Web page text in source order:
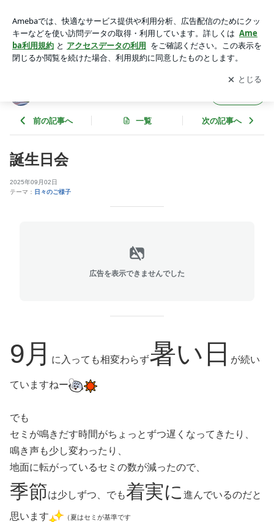
アプリをダウンロードして ブログの更新通知
を受け取りまし
ょう。
開く
前の記事へ 一覧 次の記事へ
誕生日会
2025年09月02日
テーマ： 日々のご様子
広告を表示できませんでした
9月 に入っても相変わらず暑い日 が続い
ていますねー
でも
セミが鳴きだす時間がちょっとずつ遅くなってきたり、
鳴き声も少し変わったり、
地面に転がっているセミの数が減ったので、
季節は少しずつ、でも着実に 進んでいるのだと
思います （夏はセミが基準です